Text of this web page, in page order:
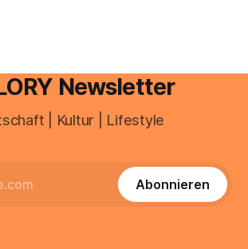
Newsletter
| Kultur | Lifestyle
Abonnieren